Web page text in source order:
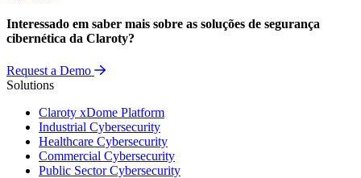
Interessado em saber mais sobre as soluções de segurança
cibernética da Claroty?
Request a Demo
Solutions
Claroty xDome Platform
Industrial Cybersecurity
Healthcare Cybersecurity
Commercial Cybersecurity
Public Sector Cybersecurity